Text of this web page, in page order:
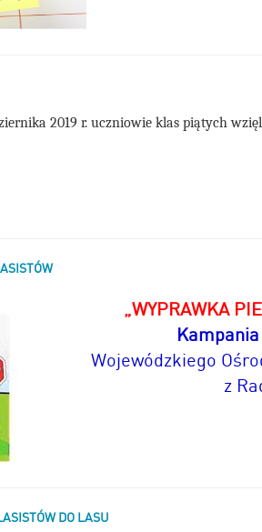
2019 r. uczniowie klas piątych
„WYPRAWKA
Kampania
Wojewódzkiego
z
DO LASU